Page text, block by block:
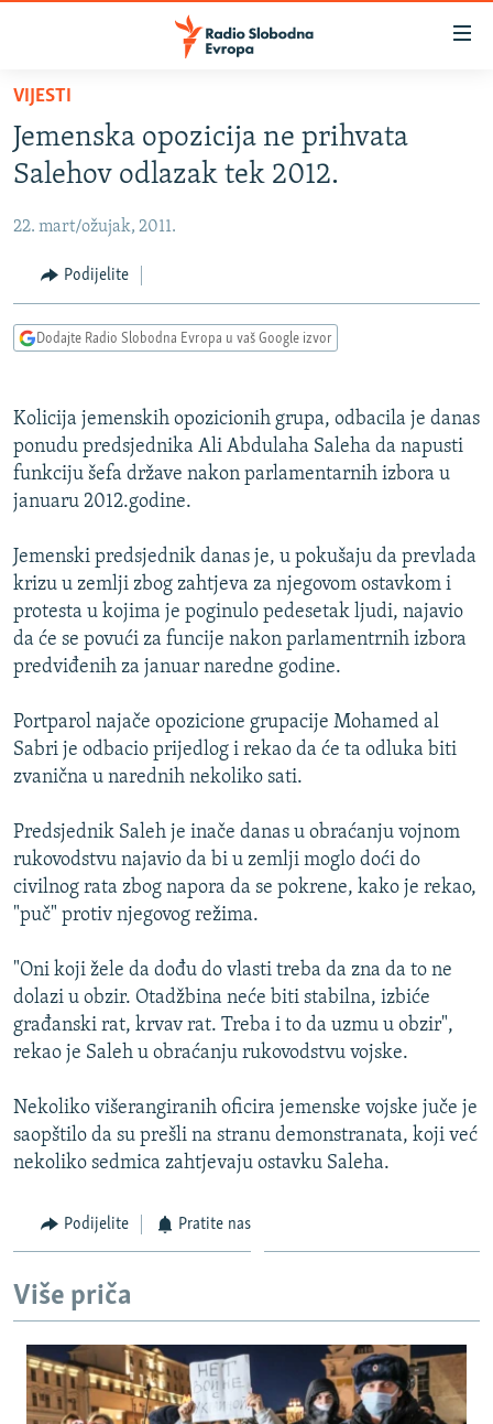
Pređite
glavni
sadržaj
na
navigaciju
Pređite
na
BOSNA I HERCEGOVINA
KOSOVO
CRNA GORA
VIDEO
INFOGRAFIKE
PODCASTI
KINA NA BALKANU
RSE PRIČE IZ SVIJETA
ISPRIČAJ MI
DNEVNO@RSE
SPECIJALI RSE
VIŠE OD NASLOVA
GENOCID U SREBRENICI
POPLAVE I KLIZIŠTA U BIH 2024.
TV LIBERTY
MOJA EVROPA
TRI DECENIJE OD RATA U BIH
SVE KARTE DEJTONA
PRATITE NAS
Sve RFE/RL stranice
VIJESTI
Jemenska opozicija ne prihvata
Salehov odlazak tek 2012.
22. mart/ožujak, 2011.
Podijelite
Dodajte Radio Slobodna Evropa u vaš Google izvor
Kolicija jemenskih opozicionih grupa, odbacila je danas
ponudu predsjednika Ali Abdulaha Saleha da napusti
funkciju šefa države nakon parlamentarnih izbora u
januaru 2012.godine.
Jemenski predsjednik danas je, u pokušaju da prevlada
krizu u zemlji zbog zahtjeva za njegovom ostavkom i
protesta u kojima je poginulo pedesetak ljudi, najavio
da će se povući za funcije nakon parlamentrnih izbora
predviđenih za januar naredne godine.
Portparol najače opozicione grupacije Mohamed al
Sabri je odbacio prijedlog i rekao da će ta odluka biti
zvanična u narednih nekoliko sati.
Predsjednik Saleh je inače danas u obraćanju vojnom
rukovodstvu najavio da bi u zemlji moglo doći do
civilnog rata zbog napora da se pokrene, kako je rekao,
"puč" protiv njegovog režima.
"Oni koji žele da dođu do vlasti treba da zna da to ne
dolazi u obzir. Otadžbina neće biti stabilna, izbiće
građanski rat, krvav rat. Treba i to da uzmu u obzir",
rekao je Saleh u obraćanju rukovodstvu vojske.
Nekoliko višerangiranih oficira jemenske vojske juče je
saopštilo da su prešli na stranu demonstranata, koji već
nekoliko sedmica zahtjevaju ostavku Saleha.
Podijelite Pratite nas
Više priča